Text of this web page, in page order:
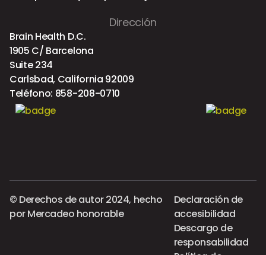
Dirección
Brain Health D.C.
1905 C/ Barcelona
Suite 234
Carlsbad, California 92009
Teléfono: 858-208-0710
© Derechos de autor 2024, hecho
porMercadeo honorable
Declaración de
accesibilidad
Descargo de
responsabilidad